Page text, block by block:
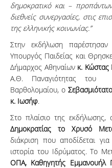
δημοκρατικό και –
διεθνείς συνεργασίες, στις
της ελληνικής κοινωνίας.”
Στην εκδήλωση
Υπουργός Παιδείας και
Δήμαρχος Αθηναίων κ. Κώστας
Α.Θ. Παναγιότητας του
Βαρθολομαίου, ο
κ. Ιωσήφ.
Στο πλαίσιο της
Δημοκρατίας το Χρυσό
διάκριση που αποδίδεται
ιστορία του Ιδρύματος. Το
ΟΠΑ, Καθηγητής Εμμανουήλ